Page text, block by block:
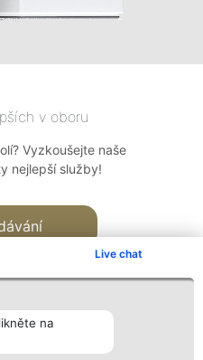
Live chat
na
v oboru
Vyzkoušejte naše
nejlepší služby!